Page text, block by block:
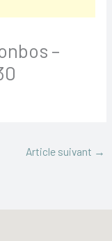
–
Article suivant →